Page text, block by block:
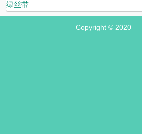
绿丝带
Copyright © 2020